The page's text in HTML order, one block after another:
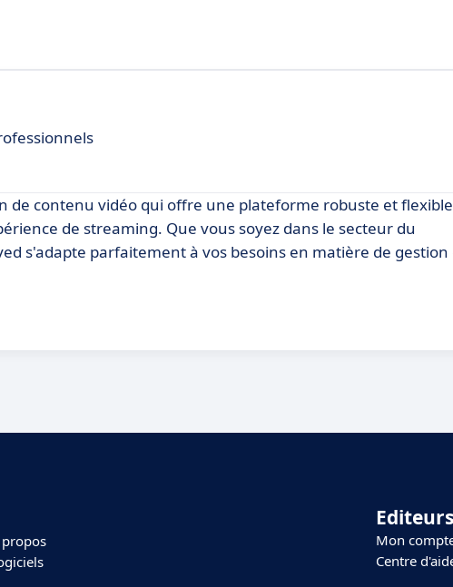
de contenu vidéo qui offre une plateforme robuste et flexible
de streaming. Que vous soyez dans le secteur du
s'adapte parfaitement à vos besoins en matière de gestion
Mon
Centre